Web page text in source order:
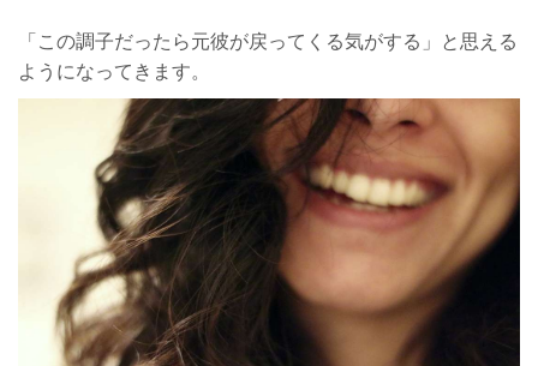
「この調子だったら元彼が戻ってくる気がする」と思える
ようになってきます。